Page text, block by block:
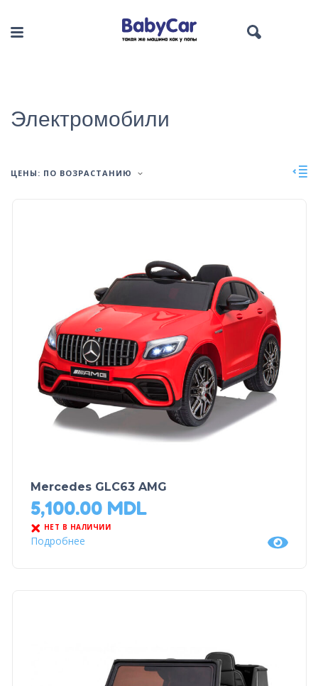
Электромобили
ЦЕНЫ: ПО ВОЗРАСТАНИЮ
Mercedes GLC63 AMG
5,100.00 MDL
НЕТ В НАЛИЧИИ
Подробнее